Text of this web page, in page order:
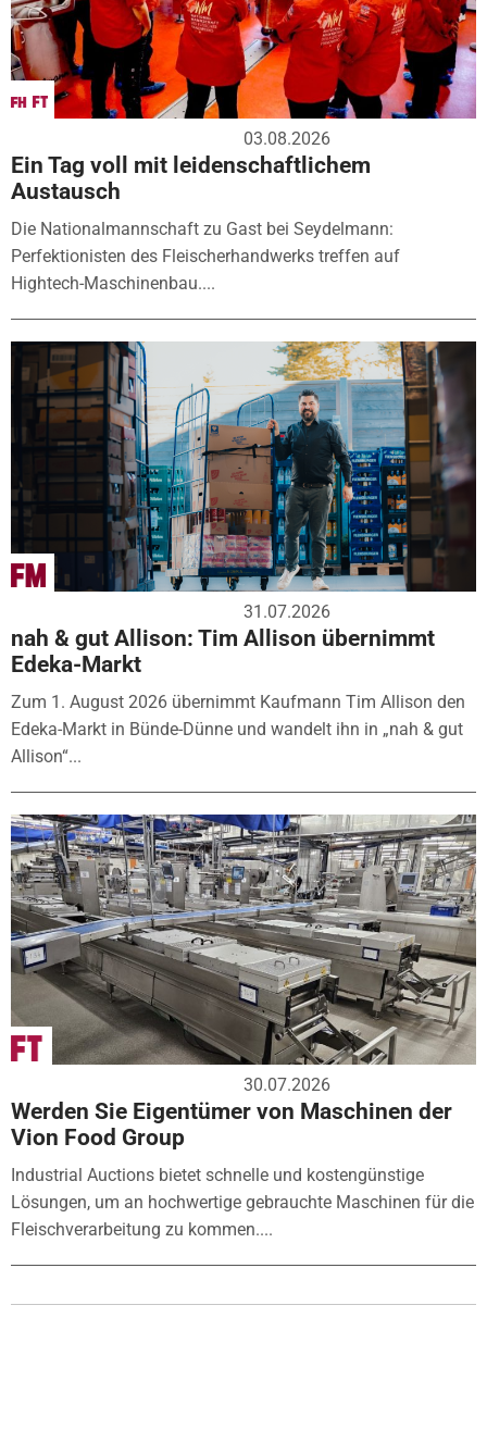
03.08.2026
Ein Tag voll mit leidenschaftlichem
Austausch
Die Nationalmannschaft zu Gast bei Seydelmann:
Perfektionisten des Fleischerhandwerks treffen auf
Hightech-Maschinenbau....
31.07.2026
nah & gut Allison: Tim Allison übernimmt
Edeka-Markt
Zum 1. August 2026 übernimmt Kaufmann Tim Allison den
Edeka-Markt in Bünde-Dünne und wandelt ihn in „nah & gut
Allison“...
30.07.2026
Werden Sie Eigentümer von Maschinen der
Vion Food Group
Industrial Auctions bietet schnelle und kostengünstige
Lösungen, um an hochwertige gebrauchte Maschinen für die
Fleischverarbeitung zu kommen....